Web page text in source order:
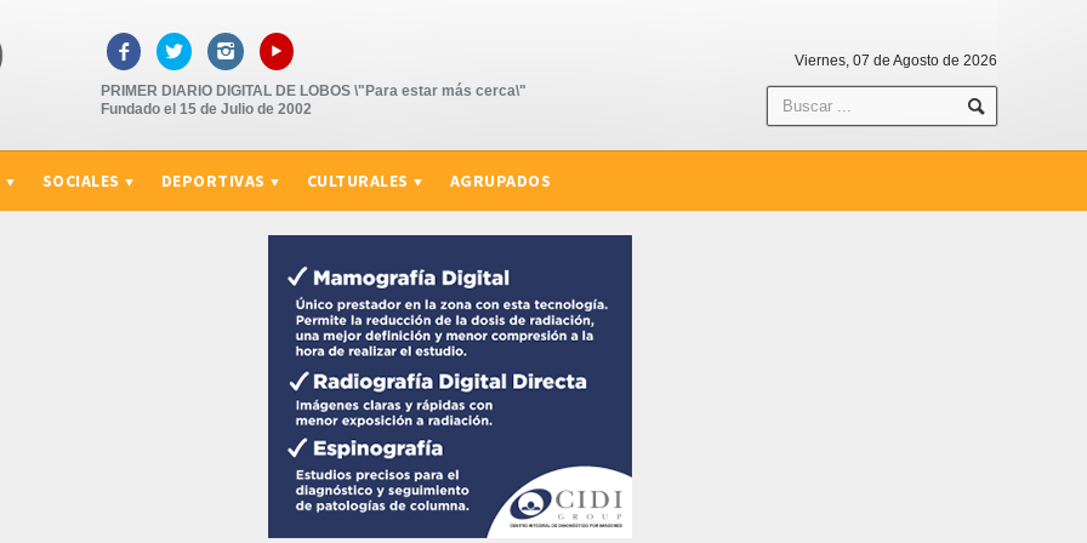
   ▸
PRIMER DIARIO DIGITAL DE LOBOS \"Para estar más cerca\"
Fundado el 15 de Julio de 2002
Viernes, 07 de Agosto de 2026
SOCIALES DEPORTIVAS CULTURALES AGRUPADOS